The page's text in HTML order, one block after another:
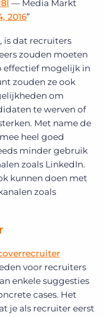
— Media Markt
2016
is dat recruiters
zouden moeten
effectief mogelijk in
zouden ze ook
om
te werven of
Met name de
heel goed
minder gebruik
zoals LinkedIn.
kunnen doen met
zoals
voor recruiters
enkele suggesties
cases. Het
je als recruiter eerst